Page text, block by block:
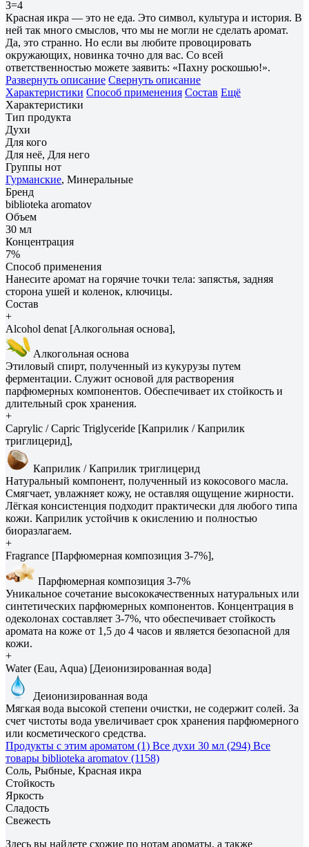
3=4
Красная икра — это не еда. Это символ, культура и история. В
ней так много смыслов, что мы не могли не сделать аромат.
Да, это странно. Но если вы любите провоцировать
окружающих, новинка точно для вас. Со всей
ответственностью можете заявить: «Пахну роскошью!».
Развернуть описание Свернуть описание
Характеристики Способ применения Состав Ещё
Характеристики
Тип продукта
Духи
Для кого
Для неё, Для него
Группы нот
Гурманские, Минеральные
Бренд
biblioteka aromatov
Объем
30 мл
Концентрация
7%
Способ применения
Нанесите аромат на горячие точки тела: запястья, задняя
сторона ушей и коленок, ключицы.
Состав
+
Alcohol denat [Алкогольная основа],
Алкогольная основа
Этиловый спирт, полученный из кукурузы путем
ферментации. Служит основой для растворения
парфюмерных компонентов. Обеспечивает их стойкость и
длительный срок хранения.
+
Caprylic / Capric Triglyceride [Каприлик / Каприлик
триглицерид],
Каприлик / Каприлик триглицерид
Натуральный компонент, полученный из кокосового масла.
Смягчает, увлажняет кожу, не оставляя ощущение жирности.
Лёгкая консистенция подходит практически для любого типа
кожи. Каприлик устойчив к окислению и полностью
биоразлагаем.
+
Fragrance [Парфюмерная композиция 3-7%],
Парфюмерная композиция 3-7%
Уникальное сочетание высококачественных натуральных или
синтетических парфюмерных компонентов. Концентрация в
одеколонах составляет 3-7%, что обеспечивает стойкость
аромата на коже от 1,5 до 4 часов и является безопасной для
кожи.
+
Water (Eau, Aqua) [Деионизированная вода]
Деионизированная вода
Мягкая вода высокой степени очистки, не содержит солей. За
счет чистоты вода увеличивает срок хранения парфюмерного
или косметического средства.
Продукты с этим ароматом (1) Все духи 30 мл (294) Все
товары biblioteka aromatov (1158)
Соль, Рыбные, Красная икра
Стойкость
Яркость
Сладость
Свежесть
Здесь вы найдете схожие по нотам ароматы, а также